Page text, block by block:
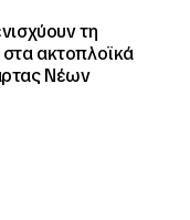
τη
ακτοπλοϊκά
Νέων